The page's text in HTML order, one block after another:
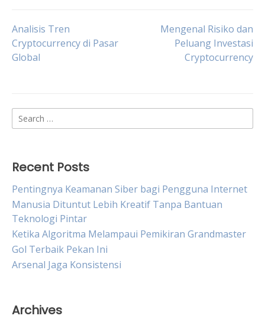
Post
navigation
Analisis Tren
Cryptocurrency di Pasar
Global
Mengenal Risiko dan
Peluang Investasi
Cryptocurrency
Search
for:
Recent Posts
Pentingnya Keamanan Siber bagi Pengguna Internet
Manusia Dituntut Lebih Kreatif Tanpa Bantuan
Teknologi Pintar
Ketika Algoritma Melampaui Pemikiran Grandmaster
Gol Terbaik Pekan Ini
Arsenal Jaga Konsistensi
Archives